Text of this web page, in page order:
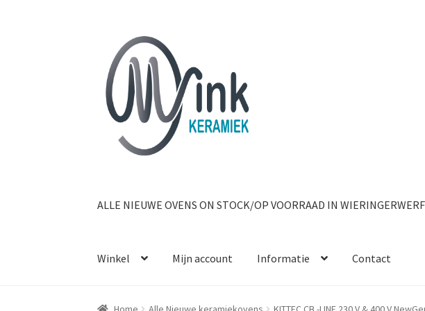
Ga door naar navigatie
Ga naar de inhoud
ALLE NIEUWE OVENS ON STOCK/OP VOORRAAD IN WIERINGERWERF
Winkel Mijn account Informatie Contact